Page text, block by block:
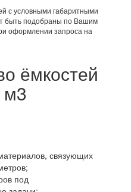
с условными габаритными
быть подобраны по Вашим
оформлении запроса на
ёмкостей
м3
связующих
под